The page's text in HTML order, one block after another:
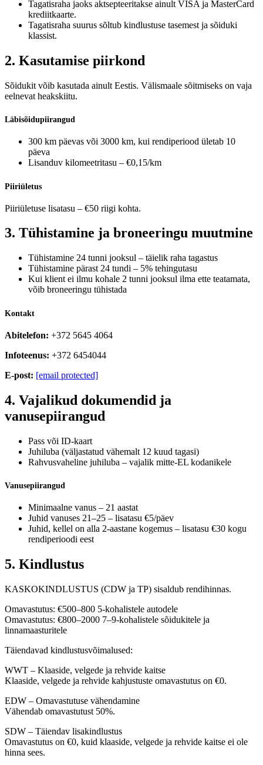
Tagatisraha jaoks aktsepteeritakse ainult VISA ja MasterCard
krediitkaarte.
Tagatisraha suurus sõltub kindlustuse tasemest ja sõiduki
klassist.
2. Kasutamise piirkond
Sõidukit võib kasutada ainult Eestis. Välismaale sõitmiseks on vaja
eelnevat heakskiitu.
Läbisõidupiirangud
300 km päevas või 3000 km, kui rendiperiood ületab 10
päeva
Lisanduv kilomeetritasu – €0,15/km
Piiriületus
Piiriületuse lisatasu – €50 riigi kohta.
3. Tühistamine ja broneeringu muutmine
Tühistamine 24 tunni jooksul – täielik raha tagastus
Tühistamine pärast 24 tundi – 5% tehingutasu
Kui klient ei ilmu kohale 2 tunni jooksul ilma ette teatamata,
võib broneeringu tühistada
Kontakt
Abitelefon: +372 5645 4064
Infoteenus: +372 6454044
E-post: [email protected]
4. Vajalikud dokumendid ja
vanusepiirangud
Pass või ID-kaart
Juhiluba (väljastatud vähemalt 12 kuud tagasi)
Rahvusvaheline juhiluba – vajalik mitte-EL kodanikele
Vanusepiirangud
Minimaalne vanus – 21 aastat
Juhid vanuses 21–25 – lisatasu €5/päev
Juhid, kellel on alla 2-aastane kogemus – lisatasu €30 kogu
rendiperioodi eest
5. Kindlustus
KASKOKINDLUSTUS (CDW ja TP) sisaldub rendihinnas.
Omavastutus: €500–800 5-kohalistele autodele
Omavastutus: €800–2000 7–9-kohalistele sõidukitele ja
linnamaasturitele
Täiendavad kindlustusvõimalused:
WWT – Klaaside, velgede ja rehvide kaitse
Klaaside, velgede ja rehvide kahjustuste omavastutus on €0.
EDW – Omavastutuse vähendamine
Vähendab omavastutust 50%.
SDW – Täiendav lisakindlustus
Omavastutus on €0, kuid klaaside, velgede ja rehvide kaitse ei ole
hinna sees.